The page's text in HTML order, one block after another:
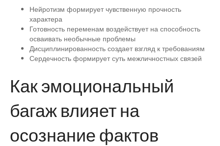
Нейротизм формирует чувственную прочность
характера
Готовность переменам воздействует на способность
осваивать необычные проблемы
Дисциплинированность создает взгляд к требованиям
Сердечность формирует суть межличностных связей
Как эмоциональный
багаж влияет на
осознание фактов